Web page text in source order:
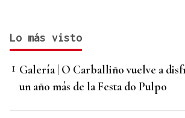
Lo más visto
Galería | O Carballiño vuelve a
un año más de la Festa do Pulpo